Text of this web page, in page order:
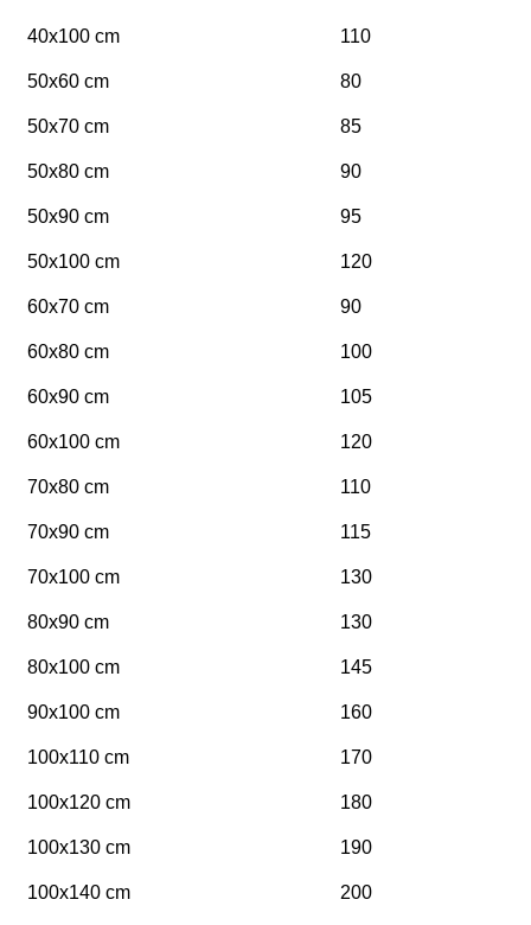
40x100 cm 110
50x60 cm 80
50x70 cm 85
50x80 cm 90
50x90 cm 95
50x100 cm 120
60x70 cm 90
60x80 cm 100
60x90 cm 105
60x100 cm 120
70x80 cm 110
70x90 cm 115
70x100 cm 130
80x90 cm 130
80x100 cm 145
90x100 cm 160
100x110 cm 170
100x120 cm 180
100x130 cm 190
100x140 cm 200